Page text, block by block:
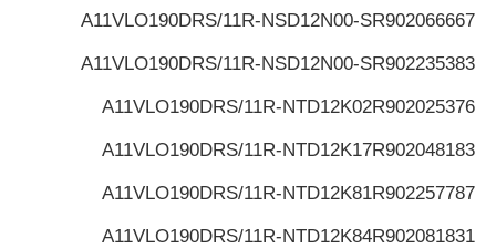
R902066667
A11VLO190DRS/11R-NSD12N00-S
R902235383
A11VLO190DRS/11R-NSD12N00-S
R902025376
A11VLO190DRS/11R-NTD12K02
R902048183
A11VLO190DRS/11R-NTD12K17
R902257787
A11VLO190DRS/11R-NTD12K81
R902081831
A11VLO190DRS/11R-NTD12K84